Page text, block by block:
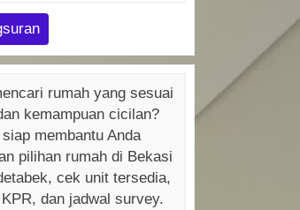
rumah yang sesuai
kemampuan cicilan?
membantu Anda
pilihan rumah di Bekasi
cek unit tersedia,
dan jadwal survey.